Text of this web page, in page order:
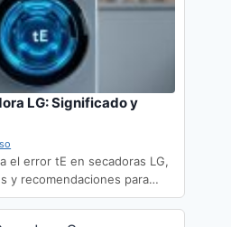
LG: Significado y
el error tE en secadoras LG,
y recomendaciones para…